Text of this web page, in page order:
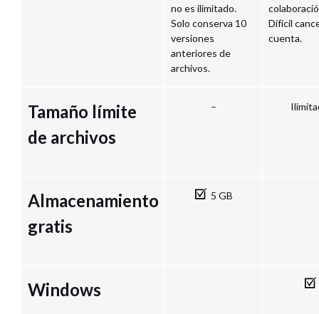
no es ilimitado.
Solo conserva 10
versiones
anteriores de
archivos.
Difícil
cuenta.
Tamaño límite
de archivos
–
Almacenamiento
gratis
5 GB
Windows